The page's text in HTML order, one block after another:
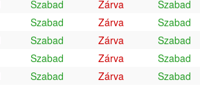
Szabad Zárva
Szabad
Szabad Zárva
Szabad
Szabad Zárva
Szabad
Szabad Zárva
Szabad
Szabad Zárva
Szabad